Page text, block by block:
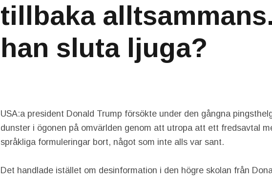
tillbaka
han sluta ljuga?
USA:a president Donald Trump försökte under den gångna
dunster i ögonen på omvärlden genom att utropa att ett fredsavtal
språkliga formuleringar bort, något som inte alls var sant.
Det handlade istället om desinformation i den högre skolan från